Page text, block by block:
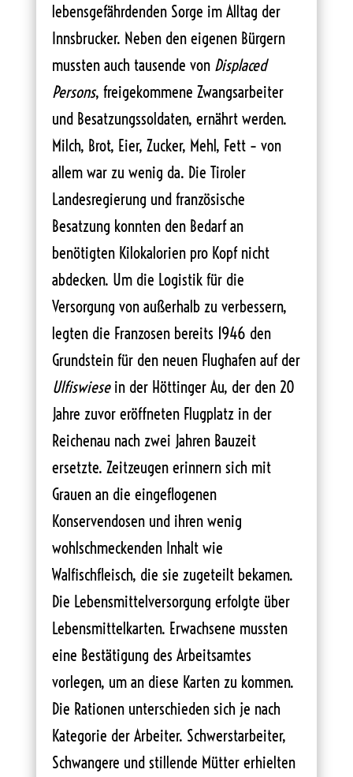
lebensgefährdenden Sorge im Alltag der
Innsbrucker. Neben den eigenen Bürgern
mussten auch tausende von Displaced
Persons, freigekommene Zwangsarbeiter
und Besatzungssoldaten, ernährt werden.
Milch, Brot, Eier, Zucker, Mehl, Fett – von
allem war zu wenig da. Die Tiroler
Landesregierung und französische
Besatzung konnten den Bedarf an
benötigten Kilokalorien pro Kopf nicht
abdecken. Um die Logistik für die
Versorgung von außerhalb zu verbessern,
legten die Franzosen bereits 1946 den
Grundstein für den neuen Flughafen auf der
Ulfiswiesein der Höttinger Au, der den 20
Jahre zuvor eröffneten Flugplatz in der
Reichenau nach zwei Jahren Bauzeit
ersetzte. Zeitzeugen erinnern sich mit
Grauen an die eingeflogenen
Konservendosen und ihren wenig
wohlschmeckenden Inhalt wie
Walfischfleisch, die sie zugeteilt bekamen.
Die Lebensmittelversorgung erfolgte über
Lebensmittelkarten. Erwachsene mussten
eine Bestätigung des Arbeitsamtes
vorlegen, um an diese Karten zu kommen.
Die Rationen unterschieden sich je nach
Kategorie der Arbeiter. Schwerstarbeiter,
Schwangere und stillende Mütter erhielten